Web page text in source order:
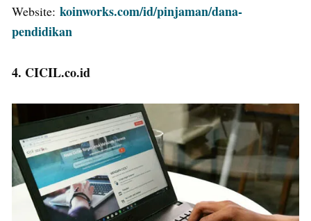
Website: koinworks.com/id/pinjaman/dana-
pendidikan
4. CICIL.co.id